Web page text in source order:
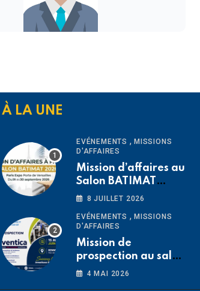
À LA UNE
EVÉNEMENTS , MISSIONS
D'AFFAIRES
Mission d’affaires au
Salon BATIMAT
2026 Paris -FRANCE
septembre 2026
8 JUILLET 2026
EVÉNEMENTS , MISSIONS
D'AFFAIRES
Mission de
prospection au salon
Préventica Rennes
4 MAI 2026